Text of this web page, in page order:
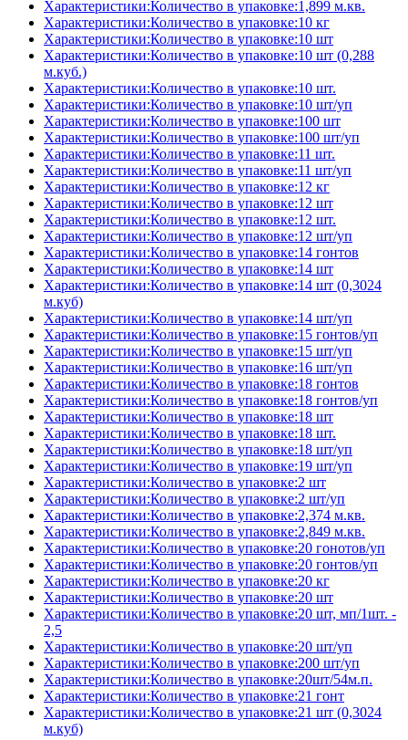
Характеристики:Количество в упаковке:1,899 м.кв.
Характеристики:Количество в упаковке:10 кг
Характеристики:Количество в упаковке:10 шт
Характеристики:Количество в упаковке:10 шт (0,288
м.куб.)
Характеристики:Количество в упаковке:10 шт.
Характеристики:Количество в упаковке:10 шт/уп
Характеристики:Количество в упаковке:100 шт
Характеристики:Количество в упаковке:100 шт/уп
Характеристики:Количество в упаковке:11 шт.
Характеристики:Количество в упаковке:11 шт/уп
Характеристики:Количество в упаковке:12 кг
Характеристики:Количество в упаковке:12 шт
Характеристики:Количество в упаковке:12 шт.
Характеристики:Количество в упаковке:12 шт/уп
Характеристики:Количество в упаковке:14 гонтов
Характеристики:Количество в упаковке:14 шт
Характеристики:Количество в упаковке:14 шт (0,3024
м.куб)
Характеристики:Количество в упаковке:14 шт/уп
Характеристики:Количество в упаковке:15 гонтов/уп
Характеристики:Количество в упаковке:15 шт/уп
Характеристики:Количество в упаковке:16 шт/уп
Характеристики:Количество в упаковке:18 гонтов
Характеристики:Количество в упаковке:18 гонтов/уп
Характеристики:Количество в упаковке:18 шт
Характеристики:Количество в упаковке:18 шт.
Характеристики:Количество в упаковке:18 шт/уп
Характеристики:Количество в упаковке:19 шт/уп
Характеристики:Количество в упаковке:2 шт
Характеристики:Количество в упаковке:2 шт/уп
Характеристики:Количество в упаковке:2,374 м.кв.
Характеристики:Количество в упаковке:2,849 м.кв.
Характеристики:Количество в упаковке:20 гонотов/уп
Характеристики:Количество в упаковке:20 гонтов/уп
Характеристики:Количество в упаковке:20 кг
Характеристики:Количество в упаковке:20 шт
Характеристики:Количество в упаковке:20 шт, мп/1шт. -
2,5
Характеристики:Количество в упаковке:20 шт/уп
Характеристики:Количество в упаковке:200 шт/уп
Характеристики:Количество в упаковке:20шт/54м.п.
Характеристики:Количество в упаковке:21 гонт
Характеристики:Количество в упаковке:21 шт (0,3024
м.куб)